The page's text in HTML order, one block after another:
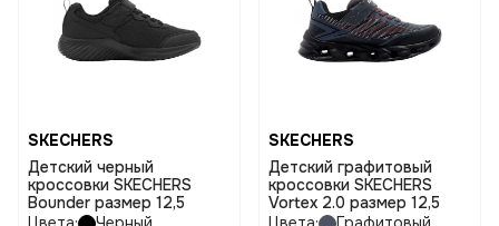
SKECHERS
Детский черный
кроссовки SKECHERS
Bounder размер 12,5
SKECHERS
Детский графитовый
кроссовки SKECHERS
Vortex 2.0 размер 12,5